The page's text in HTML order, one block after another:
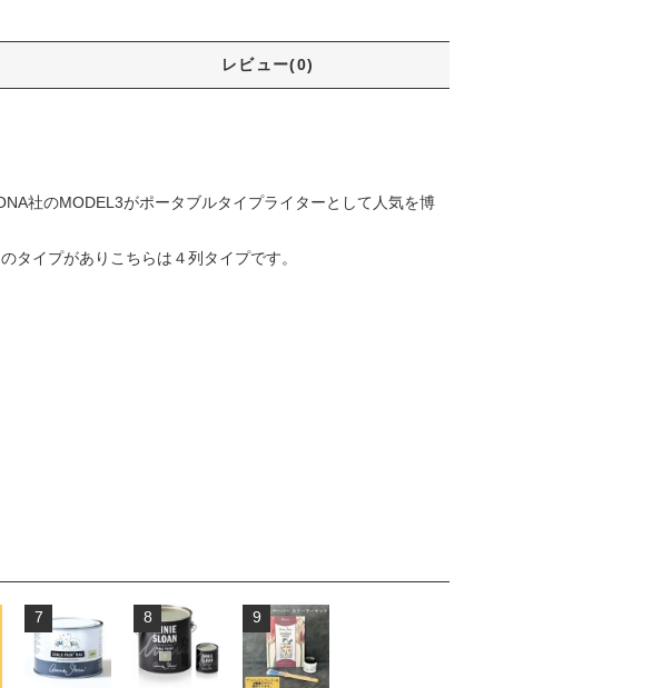
レビュー(0)
社のMODEL3がポータブルタイプライターとして人気を博
タイプがありこちらは４列タイプです。
7 8 9